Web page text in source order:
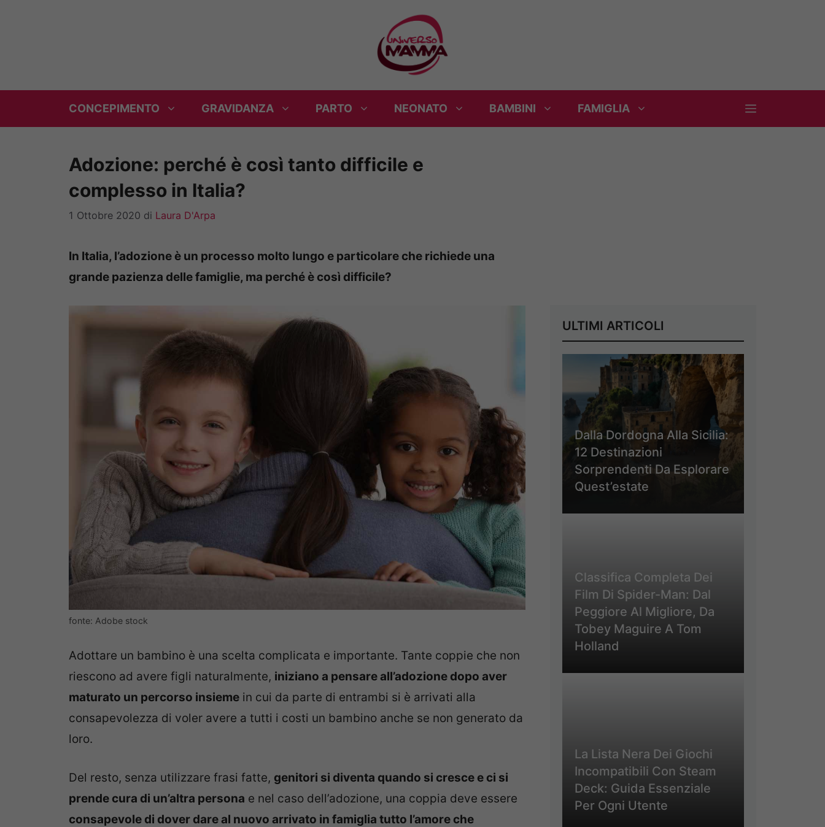
CONCEPIMENTO GRAVIDANZA PARTO NEONATO BAMBINI FAMIGLIA
Adozione: perché è così tanto difficile e
complesso in Italia?
1 Ottobre 2020 di Laura D'Arpa
In Italia, l’adozione è un processo molto lungo e particolare che richiede una
grande pazienza delle famiglie, ma perché è così difficile?
fonte: Adobe stock
Adottare un bambino è una scelta complicata e importante. Tante coppie che non
riescono ad avere figli naturalmente, iniziano a pensare all’adozione dopo aver
maturato un percorso insieme in cui da parte di entrambi si è arrivati alla
consapevolezza di voler avere a tutti i costi un bambino anche se non generato da
loro.
Del resto, senza utilizzare frasi fatte, genitori si diventa quando si cresce e ci si
prende cura di un’altra persona e nel caso dell’adozione, una coppia deve essere
consapevole di dover dare al nuovo arrivato in famiglia tutto l’amore che
ULTIMI ARTICOLI
Dalla Dordogna Alla Sicilia:
12 Destinazioni
Sorprendenti Da Esplorare
Quest’estate
Classifica Completa Dei
Film Di Spider-Man: Dal
Peggiore Al Migliore, Da
Tobey Maguire A Tom
Holland
La Lista Nera Dei Giochi
Incompatibili Con Steam
Deck: Guida Essenziale
Per Ogni Utente